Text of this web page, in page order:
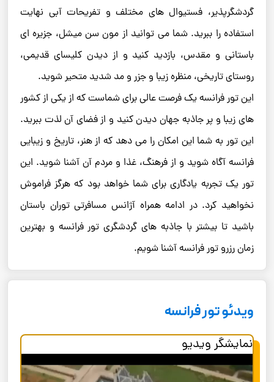
گردشگرپذیر، فستیوال های مختلف و تفریحات آبی نهایت
استفاده را ببرید. شما می توانید از مون سن میشل، جزیره ای
باستانی و مقدس، بازدید کنید و از دیدن کلیسای قدیمی،
روستای تاریخی، منظره زیبا و جزر و مد شدید متحیر شوید.
این تور فرانسه یک فرصت عالی برای شماست که از یکی از کشور
های زیبا و پر جاذبه جهان دیدن کنید و از فضای آن لذت ببرید.
این تور به شما این امکان را می دهد که از هنر، تاریخ و زیبایی
فرانسه آگاه شوید و از فرهنگ، غذا و مردم آن آشنا شوید. این
تور یک تجربه یادگاری برای شما خواهد بود که هرگز فراموش
نخواهید کرد. در ادامه همراه آژانس مسافرتی توران باستان
باشید تا بیشتر با جاذبه های گردشگری تور فرانسه و بهترین
زمان رزرو تور فرانسه آشنا شویم.
ویدئو تور فرانسه
نمایشگر ویدیو